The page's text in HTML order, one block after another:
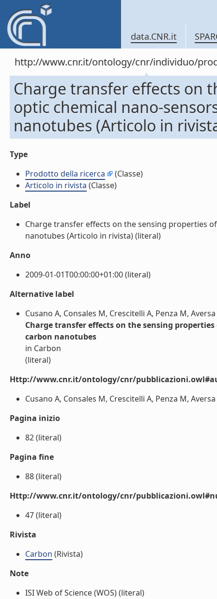
data.CNR.it
http://www.cnr.it/ontology/cnr/individuo/
Charge transfer effects on
optic chemical nano-
nanotubes (Articolo in
Type
Prodotto della ricerca
(Classe)
Articolo in rivista (Classe)
Label
Charge transfer effects on the sensing properties
nanotubes (Articolo in rivista) (literal)
Anno
2009-01-01T00:00:00+01:00 (literal)
Alternative label
Cusano A, Consales M, Crescitelli A, Penza M,
Charge transfer effects on the sensing
carbon nanotubes
in Carbon
(literal)
Http://www.cnr.it/ontology/cnr/
Cusano A, Consales M, Crescitelli A, Penza M,
Pagina inizio
82 (literal)
Pagina fine
88 (literal)
Http://www.cnr.it/ontology/cnr/
47 (literal)
Rivista
Carbon (Rivista)
Note
ISI Web of Science (WOS) (literal)